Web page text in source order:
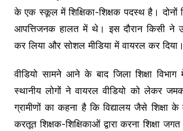
के एक स्कूल में शिक्षिका-शिक्षक पदस्थ है।
आपत्तिजनक हालत में थे। इस दौरान किसी ने
कर लिया और सोशल मीडिया में वायरल कर दिया।
वीडियो सामने आने के बाद जिला शिक्षा
स्थानीय लोगों ने वायरल वीडियो को लेकर
ग्रामीणों का कहना है कि विद्यालय जैसे शिक्षा
करतूत शिक्षक-शिक्षिकाओं द्वारा करना शिक्षा